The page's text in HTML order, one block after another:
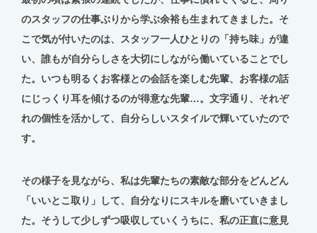
のスタッフの仕事ぶりから学ぶ余裕も生まれてきました。そ
こで気が付いたのは、スタッフ一人ひとりの「持ち味」が違
い、誰もが自分らしさを大切にしながら働いていることでし
た。いつも明るくお客様との会話を楽しむ先輩、お客様の話
にじっくり耳を傾けるのが得意な先輩…。文字通り、それぞ
れの個性を活かして、自分らしいスタイルで輝いていたので
す。
その様子を見ながら、私は先輩たちの素敵な部分をどんどん
「いいとこ取り」して、自分なりにスキルを磨いていきまし
た。そうして少しずつ吸収していくうちに、私の正直に意見